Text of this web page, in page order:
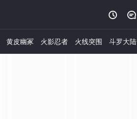
 
黄皮幽冢 火影忍者 火线突围 斗罗大陆